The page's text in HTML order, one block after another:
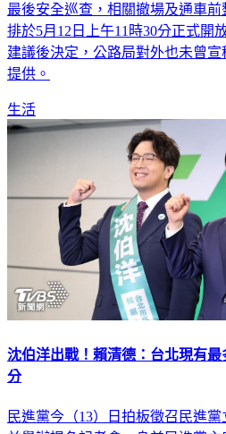
最後安全巡查，相關撤場及通車
排於5月12日上午11時30分正式開
建議後決定，公路局對外也未曾
提供。
生活
沈伯洋出戰！賴清德：台北現有
分
民進黨今（13）日拍板徵召民進